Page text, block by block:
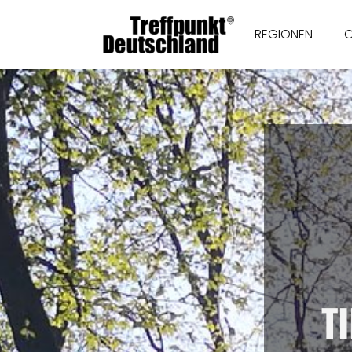
REGIONEN